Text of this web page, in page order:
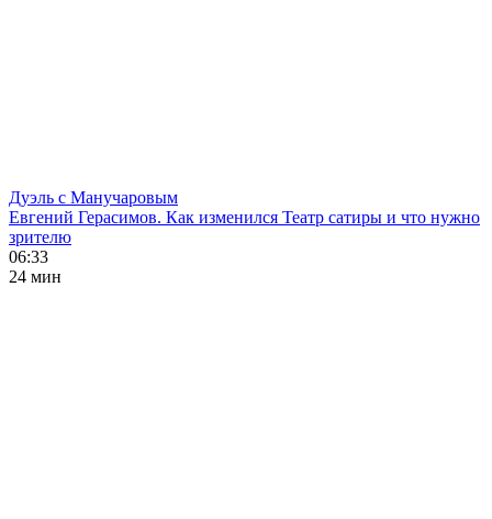
Дуэль с Манучаровым
Евгений Герасимов. Как изменился Театр сатиры и что нужно
зрителю
06:33
24 мин